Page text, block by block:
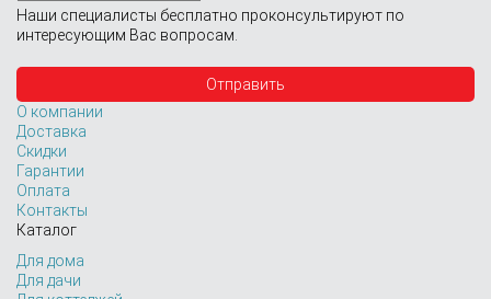
Наши специалисты бесплатно проконсультируют по
интересующим Вас вопросам.
О компании
Доставка
Скидки
Гарантии
Оплата
Контакты
Каталог
Для дома
Для дачи